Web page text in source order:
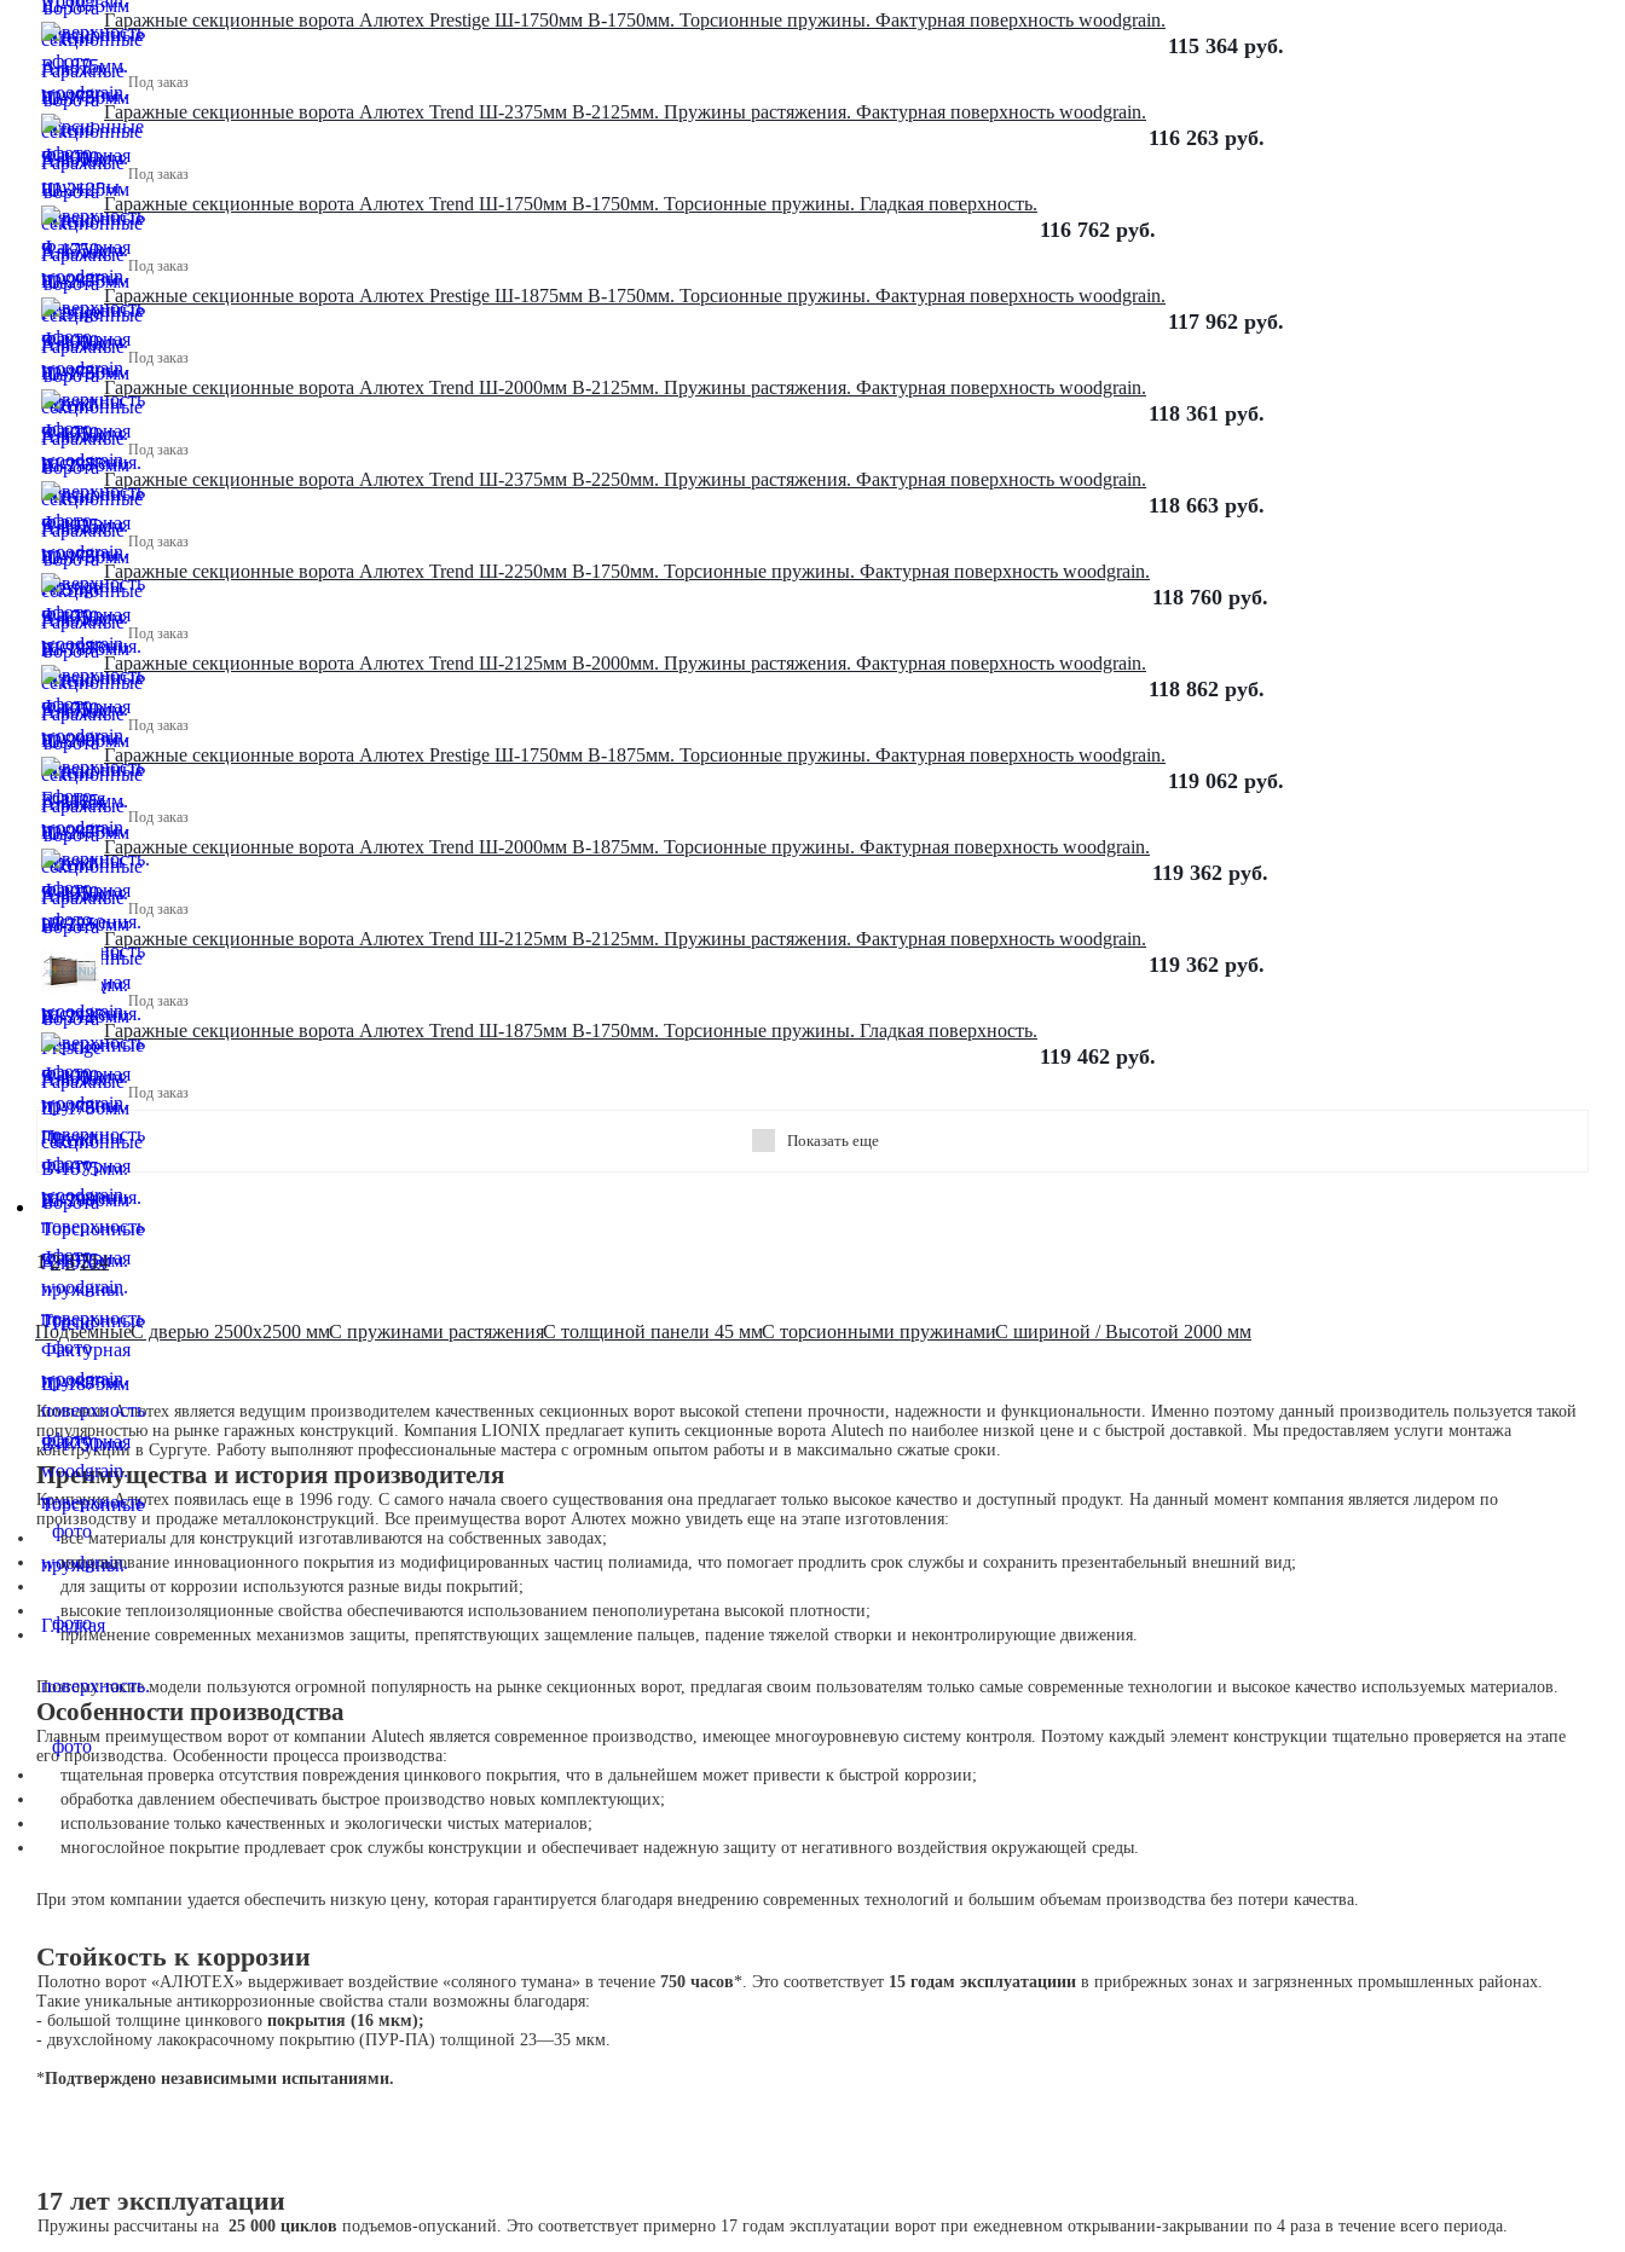
Гаражные секционные ворота Алютех Prestige Ш-1750мм В-1750мм. Торсионные пружины. Фактурная поверхность woodgrain.
Под заказ
115 364 руб.
Гаражные секционные ворота Алютех Trend Ш-2375мм В-2125мм. Пружины растяжения. Фактурная поверхность woodgrain.
Под заказ
116 263 руб.
Гаражные секционные ворота Алютех Trend Ш-1750мм В-1750мм. Торсионные пружины. Гладкая поверхность.
Под заказ
116 762 руб.
Гаражные секционные ворота Алютех Prestige Ш-1875мм В-1750мм. Торсионные пружины. Фактурная поверхность woodgrain.
Под заказ
117 962 руб.
Гаражные секционные ворота Алютех Trend Ш-2000мм В-2125мм. Пружины растяжения. Фактурная поверхность woodgrain.
Под заказ
118 361 руб.
Гаражные секционные ворота Алютех Trend Ш-2375мм В-2250мм. Пружины растяжения. Фактурная поверхность woodgrain.
Под заказ
118 663 руб.
Гаражные секционные ворота Алютех Trend Ш-2250мм В-1750мм. Торсионные пружины. Фактурная поверхность woodgrain.
Под заказ
118 760 руб.
Гаражные секционные ворота Алютех Trend Ш-2125мм В-2000мм. Пружины растяжения. Фактурная поверхность woodgrain.
Под заказ
118 862 руб.
Гаражные секционные ворота Алютех Prestige Ш-1750мм В-1875мм. Торсионные пружины. Фактурная поверхность woodgrain.
Под заказ
119 062 руб.
Гаражные секционные ворота Алютех Trend Ш-2000мм В-1875мм. Торсионные пружины. Фактурная поверхность woodgrain.
Под заказ
119 362 руб.
Гаражные секционные ворота Алютех Trend Ш-2125мм В-2125мм. Пружины растяжения. Фактурная поверхность woodgrain.
Под заказ
119 362 руб.
Гаражные секционные ворота Алютех Trend Ш-1875мм В-1750мм. Торсионные пружины. Гладкая поверхность.
Под заказ
119 462 руб.
Показать еще
1 2 3 214
ПодъемныеС дверью 2500х2500 ммС пружинами растяженияС толщиной панели 45 ммС торсионными пружинамиС шириной / Высотой 2000 мм
Компания Алютех является ведущим производителем качественных секционных ворот высокой степени прочности, надежности и функциональности. Именно поэтому данный производитель пользуется такой
популярностью на рынке гаражных конструкций. Компания LIONIX предлагает купить секционные ворота Alutech по наиболее низкой цене и с быстрой доставкой. Мы предоставляем услуги монтажа
конструкции в Сургуте. Работу выполняют профессиональные мастера с огромным опытом работы и в максимально сжатые сроки.
Преимущества и история производителя
Компания Алютех появилась еще в 1996 году. С самого начала своего существования она предлагает только высокое качество и доступный продукт. На данный момент компания является лидером по
производству и продаже металлоконструкций. Все преимущества ворот Алютех можно увидеть еще на этапе изготовления:
все материалы для конструкций изготавливаются на собственных заводах;
использование инновационного покрытия из модифицированных частиц полиамида, что помогает продлить срок службы и сохранить презентабельный внешний вид;
для защиты от коррозии используются разные виды покрытий;
высокие теплоизоляционные свойства обеспечиваются использованием пенополиуретана высокой плотности;
применение современных механизмов защиты, препятствующих защемление пальцев, падение тяжелой створки и неконтролирующие движения.
Поэтому такие модели пользуются огромной популярность на рынке секционных ворот, предлагая своим пользователям только самые современные технологии и высокое качество используемых материалов.
Особенности производства
Главным преимуществом ворот от компании Alutech является современное производство, имеющее многоуровневую систему контроля. Поэтому каждый элемент конструкции тщательно проверяется на этапе
его производства. Особенности процесса производства:
тщательная проверка отсутствия повреждения цинкового покрытия, что в дальнейшем может привести к быстрой коррозии;
обработка давлением обеспечивать быстрое производство новых комплектующих;
использование только качественных и экологически чистых материалов;
многослойное покрытие продлевает срок службы конструкции и обеспечивает надежную защиту от негативного воздействия окружающей среды.
При этом компании удается обеспечить низкую цену, которая гарантируется благодаря внедрению современных технологий и большим объемам производства без потери качества.
Стойкость к коррозии
Полотно ворот «АЛЮТЕХ» выдерживает воздействие «соляного тумана» в течение 750 часов*. Это соответствует 15 годам эксплуатациии в прибрежных зонах и загрязненных промышленных районах.
Такие уникальные антикоррозионные свойства стали возможны благодаря:
- большой толщине цинкового покрытия (16 мкм);
- двухслойному лакокрасочному покрытию (ПУР-ПА) толщиной 23—35 мкм.
*Подтверждено независимыми испытаниями.
17 лет эксплуатации
Пружины рассчитаны на 25 000 циклов подъемов-опусканий. Это соответствует примерно 17 годам эксплуатации ворот при ежедневном открывании-закрывании по 4 раза в течение всего периода.